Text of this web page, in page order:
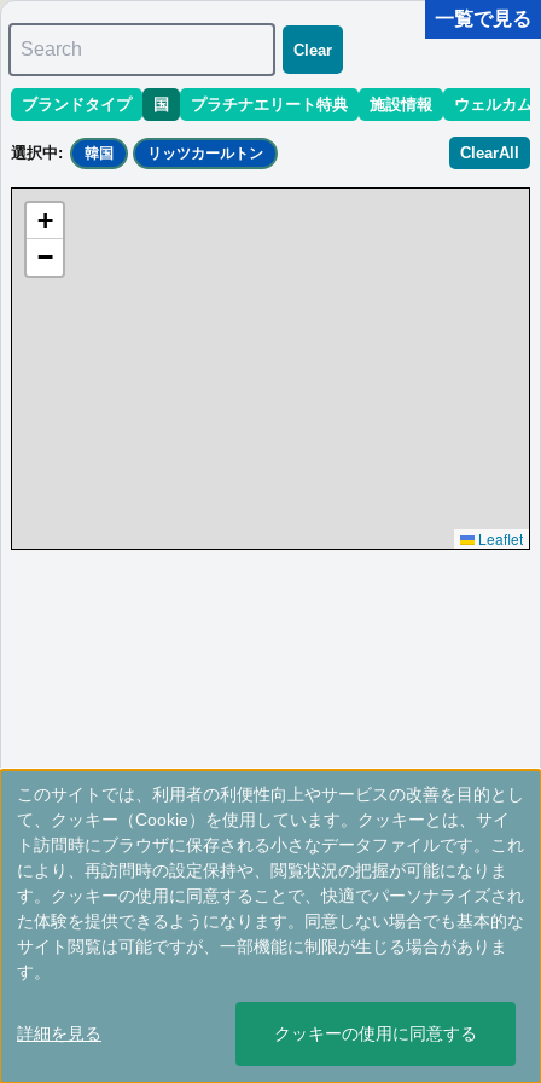
マリオット最新情報ホテル情報(アジア)ホテル特典攻略
0 件
並び替え
一覧で見る
Search
Clear
ブランドタイプ 国 プラチナエリート特典 施設情報 ウェルカム
選択中: 韓国 リッツカールトン ClearAll
+
−
Leaflet
このサイトでは、利用者の利便性向上やサービスの改善を目的とし
て、クッキー（Cookie）を使用しています。クッキーとは、サイ
ト訪問時にブラウザに保存される小さなデータファイルです。これ
により、再訪問時の設定保持や、閲覧状況の把握が可能になりま
す。クッキーの使用に同意することで、快適でパーソナライズされ
た体験を提供できるようになります。同意しない場合でも基本的な
サイト閲覧は可能ですが、一部機能に制限が生じる場合がありま
す。
詳細を見る クッキーの使用に同意する